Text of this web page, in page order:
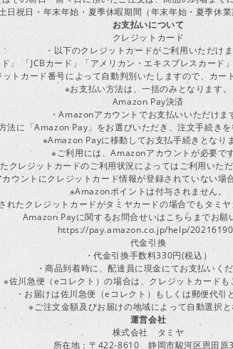
祝日・年末年始・夏季休暇期間（年末年始・夏季休業
お支払いについて
クレジットカード
・以下のクレジットカードがご利用いただけま
」 「JCBカード」「アメリカン・エキスプレスカード
トカード番号によって自動判別いたしますので、カー
※お支払い方法は、一括のみとなります。
Amazon Pay決済
・Amazonアカウントでお支払いいただけま
法に「Amazon Pay」をお選びいただき、注文手続きを
※Amazon Payに移動してお支払手続きとなりま
※ご利用には、Amazonアカウントが必要です
クレジットカードのご利用状況によってはご利用いた
ウントにクレジットカード情報が登録されていない場
※Amazonポイントは付与されません。
たクレジットカードがタミヤカードの場合でもタミヤ
Amazon Payに関するお問合せいはこちらまでお願
https://pay.amazon.co.jp/help/
代金引換
・代金引換手数料330円(税込）
・商品到着時に、配達員に現金にてお支払いくだ
※佐川急便（eコレクト）の場合は、クレジットカードも
・お届けは佐川急便（eコレクト）もしくは郵便代引
※ご注文金額及びお届けの地域によって自動選択と
運営会社
株式会社 タミヤ
所在地：〒422-8610 静岡市駿河区恩田原